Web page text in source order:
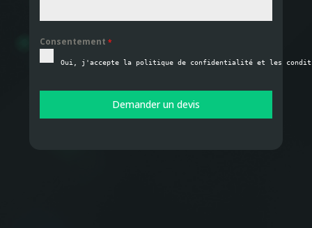
Consentement*
Oui, j'accepte la politique de confidentialité et les
Demander un devis